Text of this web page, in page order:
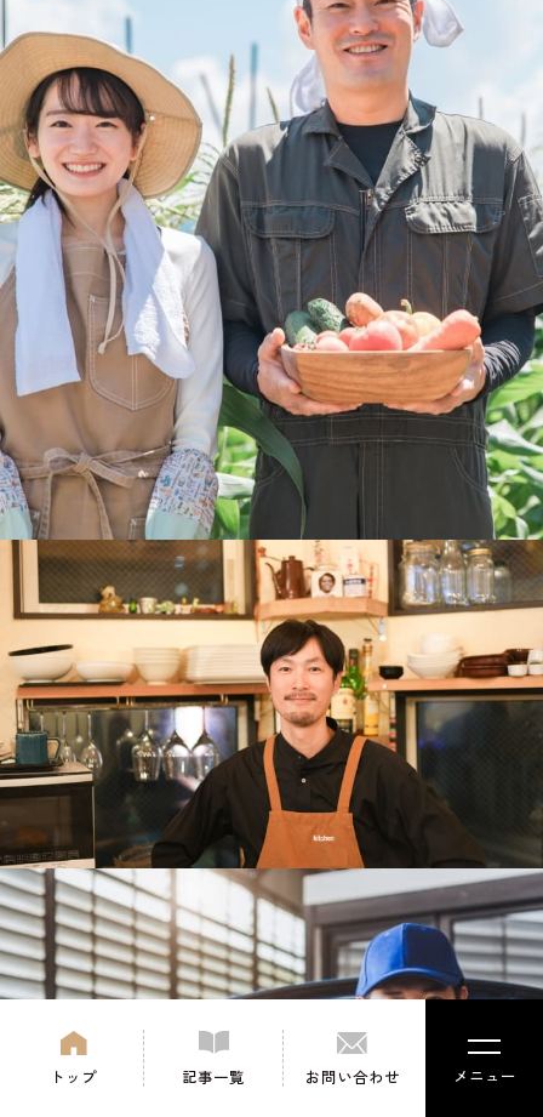
トップ 記事一覧 お問い合わせ メニュー